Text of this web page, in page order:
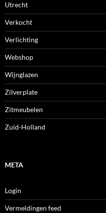
Utrecht
Verkocht
Verlichting
Webshop
Wijnglazen
Zilverplate
Zitmeubelen
Zuid-Holland
META
Login
Vermeldingen feed